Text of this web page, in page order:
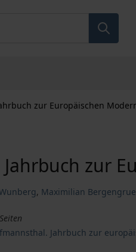
zur Europäischen
zur
, Maximilian
Jahrbuch zur